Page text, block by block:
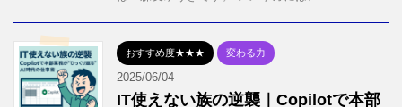
おすすめ度★★★ 変わる力
2025/06/04
IT使えない族の逆襲｜Copilotで本部